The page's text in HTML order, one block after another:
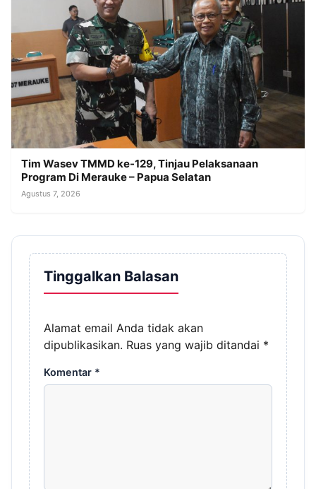
Tim Wasev TMMD ke-129, Tinjau Pelaksanaan
Program Di Merauke – Papua Selatan
Agustus 7, 2026
Tinggalkan Balasan
Alamat email Anda tidak akan
dipublikasikan. Ruas yang wajib ditandai *
Komentar *